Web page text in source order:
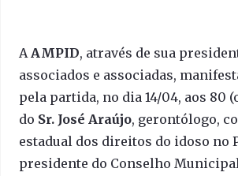
A AMPID, através de sua
associados e associadas,
pela partida, no dia 14/04, aos 80
do Sr. José Araújo, gerontólogo,
estadual dos direitos do idoso no
presidente do Conselho